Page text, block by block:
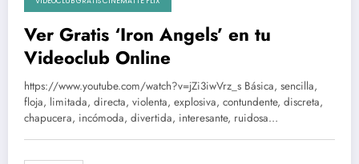
Ver Gratis ‘Iron Angels’ en tu
Videoclub Online
https://www.youtube.com/watch?v=jZi3iwVrz_s Básica, sencilla,
floja, limitada, directa, violenta, explosiva, contundente, discreta,
chapucera, incómoda, divertida, interesante, ruidosa…